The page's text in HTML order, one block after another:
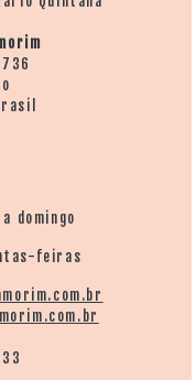
domingo
feiras